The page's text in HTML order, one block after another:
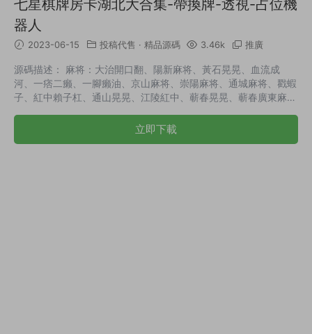
七星棋牌房卡湖北大合集-帶換牌-透視-占位機
器人
2023-06-15 投稿代售 · 精品源碼 3.46k 推廣
源碼描述： 麻将：大治開口翻、陽新麻将、黃石晃晃、血流成
河、一痞二癞、一腳癞油、京山麻将、崇陽麻将、通城麻将、戳蝦
子、紅中賴子杠、通山晃晃、江陵紅中、蕲春晃晃、蕲春廣東麻
麻将、孝感卡五星、蕲春紅中杠、随州卡五星 撲克：歡樂鬥地
主、湖北跑得快、大冶打拱、大冶510K、武穴510K、武穴隔闆、
立即下載